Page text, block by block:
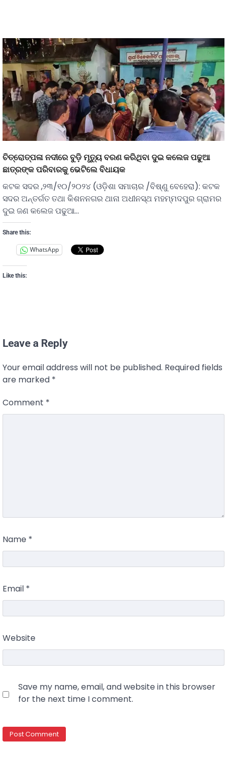
ଚିତ୍ରୋତ୍ପଳା ନଦୀରେ ବୁଡ଼ି ମୃତ୍ୟୁ ବରଣ କରିଥିବା ଦୁଇ କଲେଜ ପଢୁଆ
ଛାତ୍ରଙ୍କ ପରିବାରକୁ ଭେଟିଲେ ବିଧାୟକ
କଟକ ସଦର ,୨୩/୧୦/୨୦୨୪ (ଓଡ଼ିଶା ସମାଚାର /ବିଷ୍ଣୁ ବେହେରା): କଟକ
ସଦର ଅନ୍ତର୍ଗତ ତଥା କିଶନନଗର ଥାନା ଅଧୀନସ୍ଥ ମହମ୍ମଦପୁର ଗ୍ରାମର
ଦୁଇ ଜଣ କଲେଜ ପଢୁଆ…
Share this:
WhatsApp
Like this:
Leave a Reply
Your email address will not be published. Required fields
are marked *
Comment *
Name *
Email *
Website
Save my name, email, and website in this browser
for the next time I comment.